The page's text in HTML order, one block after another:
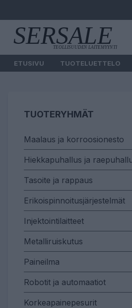
ETUSIVU TUOTELUETTELO
TUOTERYHMÄT
Maalaus ja korroosionesto
Hiekkapuhallus ja
Tasoite ja rappaus
Erikoispinnoitusjärjestelmät
Injektointilaitteet
Metalliruiskutus
Paineilma
Robotit ja automaatiot
Korkeapainepesurit